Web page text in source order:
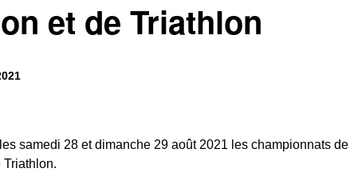
et de Triathlon
samedi 28 et dimanche 29 août 2021 les championnats de
Triathlon.